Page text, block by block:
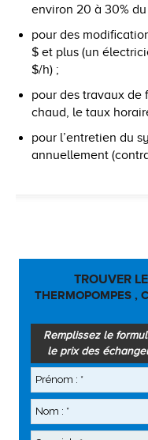
environ 20 à 30%
pour des
$ et plus (un
$/h) ;
pour des travaux de
chaud, le taux
pour l’entretien du
annuellement
TROUVER
THERMOPOMPES ,
Remplissez le
le prix des